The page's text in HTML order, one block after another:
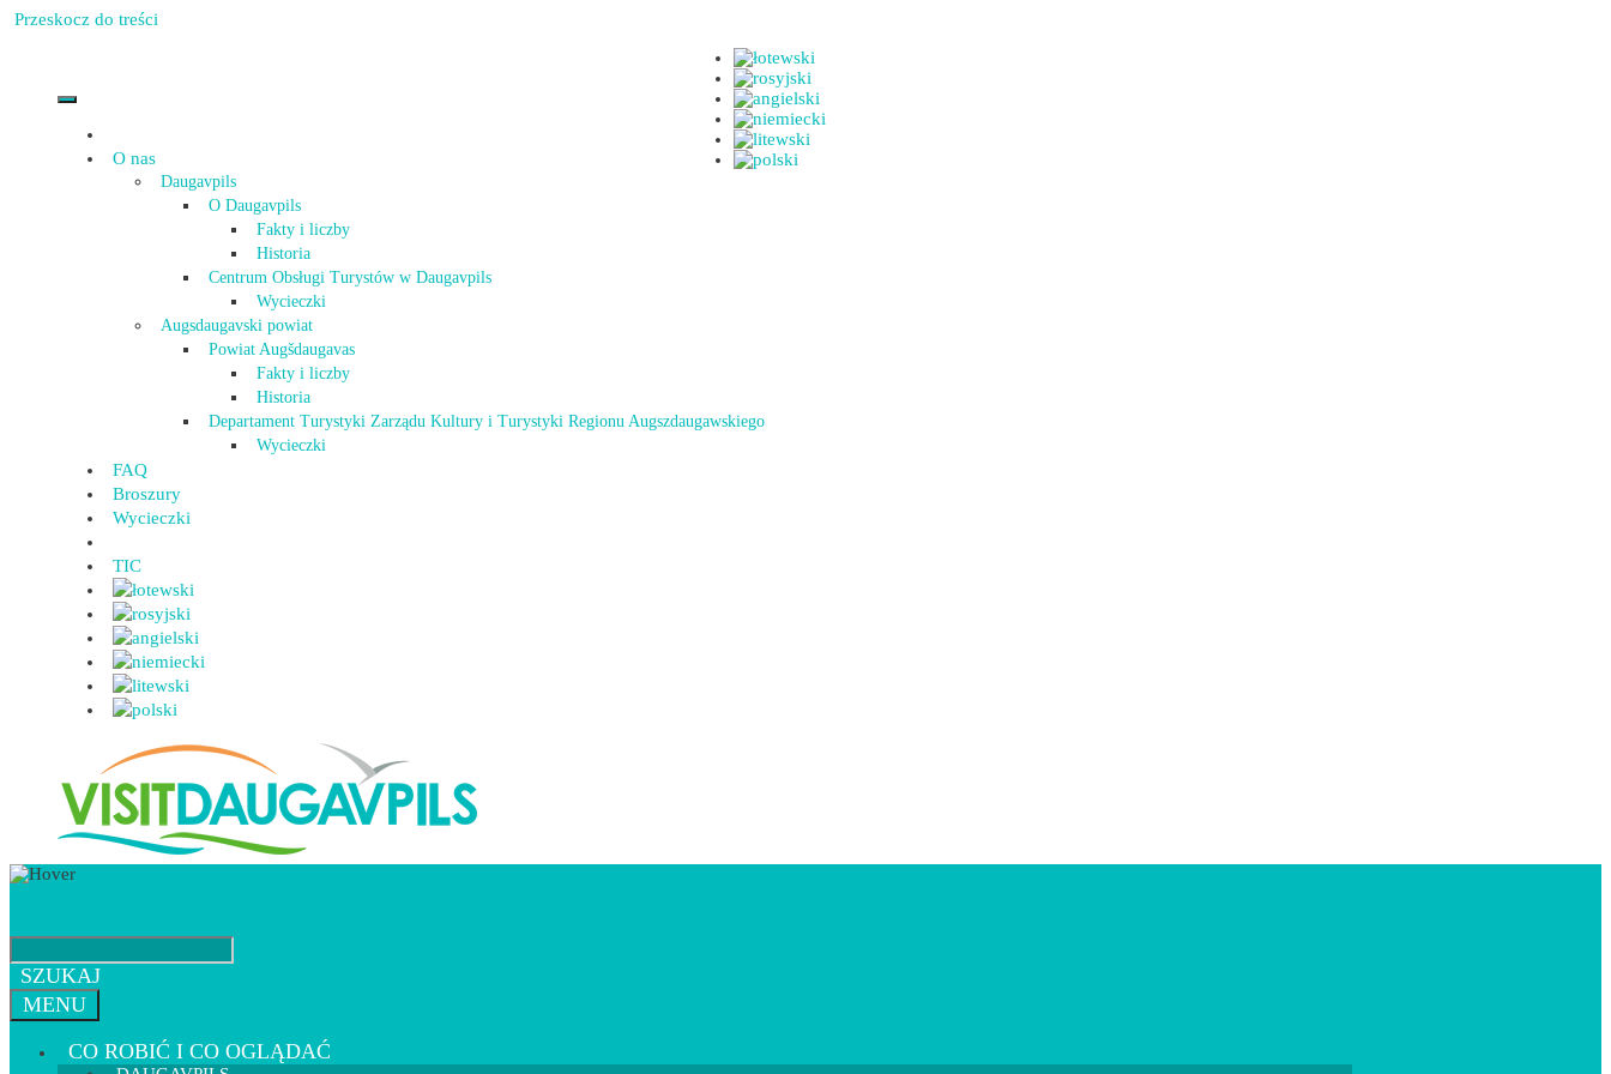
Przeskocz do treści
O nas
Daugavpils
O Daugavpils
Fakty i liczby
Historia
Centrum Obsługi Turystów w Daugavpils
Wycieczki
Augsdaugavski powiat
Powiat Augšdaugavas
Fakty i liczby
Historia
Departament Turystyki Zarządu Kultury i Turystyki Regionu Augszdaugawskiego
Wycieczki
FAQ
Broszury
Wycieczki
TIC
SZUKAJ
MENU
CO ROBIĆ I CO OGLĄDAĆ